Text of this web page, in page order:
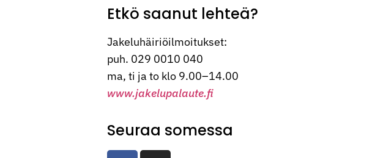
Etkö saanut lehteä?
Jakeluhäiriöilmoitukset:
puh. 029 0010 040
ma, ti ja to klo 9.00–14.00
www.jakelupalaute.fi
Seuraa somessa